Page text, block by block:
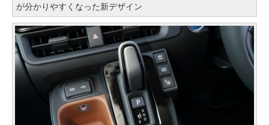
が分かりやすくなった新デザイン